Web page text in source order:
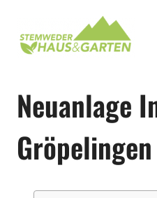
springen
Neuanlage
Gröpelingen